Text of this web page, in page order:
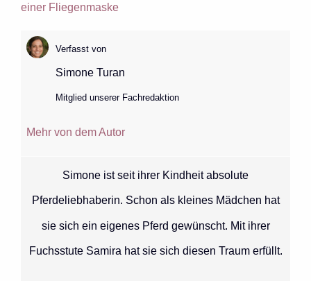
einer Fliegenmaske
Verfasst von
Simone Turan
Mitglied unserer Fachredaktion
Mehr von dem Autor
Simone ist seit ihrer Kindheit absolute
Pferdeliebhaberin. Schon als kleines Mädchen hat
sie sich ein eigenes Pferd gewünscht. Mit ihrer
Fuchsstute Samira hat sie sich diesen Traum erfüllt.